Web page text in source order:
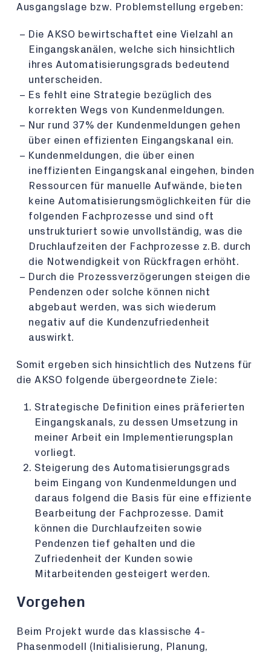
Ausgangslage bzw. Problemstellung ergeben:
Die AKSO bewirtschaftet eine Vielzahl an
Eingangskanälen, welche sich hinsichtlich
ihres Automatisierungsgrads bedeutend
unterscheiden.
Es fehlt eine Strategie bezüglich des
korrekten Wegs von Kundenmeldungen.
Nur rund 37% der Kundenmeldungen gehen
über einen effizienten Eingangskanal ein.
Kundenmeldungen, die über einen
ineffizienten Eingangskanal eingehen, binden
Ressourcen für manuelle Aufwände, bieten
keine Automatisierungsmöglichkeiten für die
folgenden Fachprozesse und sind oft
unstrukturiert sowie unvollständig, was die
Druchlaufzeiten der Fachprozesse z.B. durch
die Notwendigkeit von Rückfragen erhöht.
Durch die Prozessverzögerungen steigen die
Pendenzen oder solche können nicht
abgebaut werden, was sich wiederum
negativ auf die Kundenzufriedenheit
auswirkt.
Somit ergeben sich hinsichtlich des Nutzens für
die AKSO folgende übergeordnete Ziele:
Strategische Definition eines präferierten
Eingangskanals, zu dessen Umsetzung in
meiner Arbeit ein Implementierungsplan
vorliegt.
Steigerung des Automatisierungsgrads
beim Eingang von Kundenmeldungen und
daraus folgend die Basis für eine effiziente
Bearbeitung der Fachprozesse. Damit
können die Durchlaufzeiten sowie
Pendenzen tief gehalten und die
Zufriedenheit der Kunden sowie
Mitarbeitenden gesteigert werden.
Vorgehen
Beim Projekt wurde das klassische 4-
Phasenmodell (Initialisierung, Planung,